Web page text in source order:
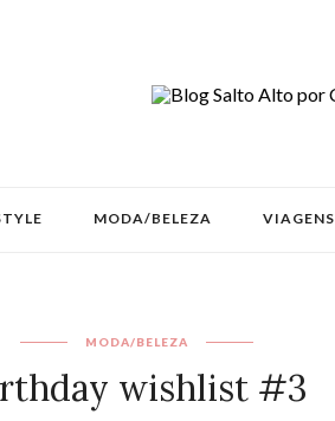
MODA/BELEZA VIAGENS
MODA/BELEZA
wishlist #3